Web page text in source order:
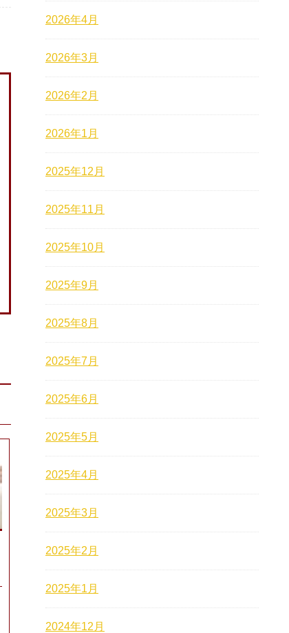
2026年4月
2026年3月
2026年2月
2026年1月
2025年12月
2025年11月
2025年10月
2025年9月
2025年8月
2025年7月
2025年6月
2025年5月
2025年4月
2025年3月
2025年2月
2025年1月
2024年12月